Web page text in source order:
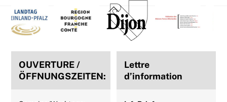
o
k
t
e
r e
s
s
A
p
p
I
n
Back
To
Top
OUVERTURE /
ÖFFNUNGSZEITEN:
Lettre
d’information